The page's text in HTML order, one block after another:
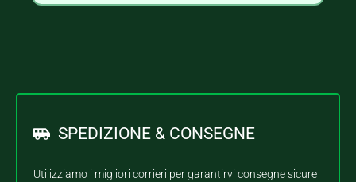
SPEDIZIONE & CONSEGNE
Utilizziamo i migliori corrieri per garantirvi consegne sicure